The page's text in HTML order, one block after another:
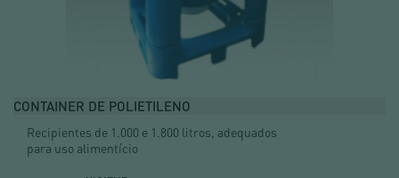
CONTAINER DE POLIETILENO
Recipientes de 1.000 e 1.800 litros, adequados
para uso alimentício